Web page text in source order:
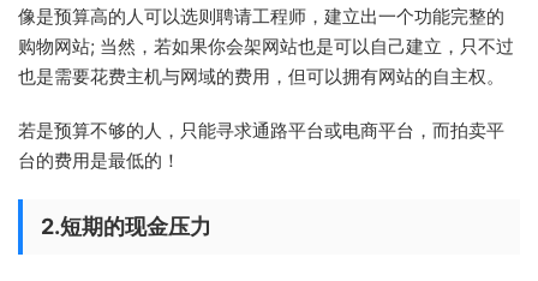
像是预算高的人可以选则聘请工程师，建立出一个功能完整的
购物网站; 当然，若如果你会架网站也是可以自己建立，只不过
也是需要花费主机与网域的费用，但可以拥有网站的自主权。
若是预算不够的人，只能寻求通路平台或电商平台，而拍卖平
台的费用是最低的！
2.短期的现金压力